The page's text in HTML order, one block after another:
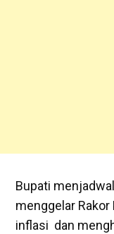
Bupati
menggelar
inflasi dan